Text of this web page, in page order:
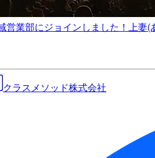
営業部にジョインしました！上妻
クラスメソッド株式会社